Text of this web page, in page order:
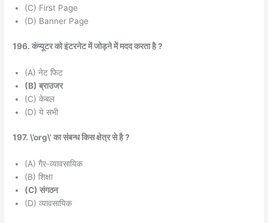
(C) First Page
(D) Banner Page
196. कंप्यूटर को इंटरनेट में जोड़ने में मदद करता है ?
(A) नेट फिट
(B) ब्राउजर
(C) केबल
(D) ये सभी
197. \’org\’ का संबन्ध किस क्षेत्र से है ?
(A) गैर-व्यावसायिक
(B) शिक्षा
(C) संगठन
(D) व्यावसायिक